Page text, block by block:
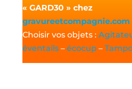
« GARD30 » chez
gravureetcompagnie.com
Choisir vos objets :
éventails – écocup –